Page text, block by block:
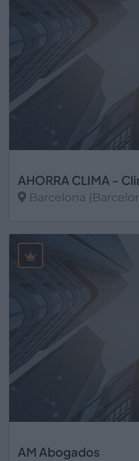
AHORRA CLIMA -
Barcelona
AM Abogados